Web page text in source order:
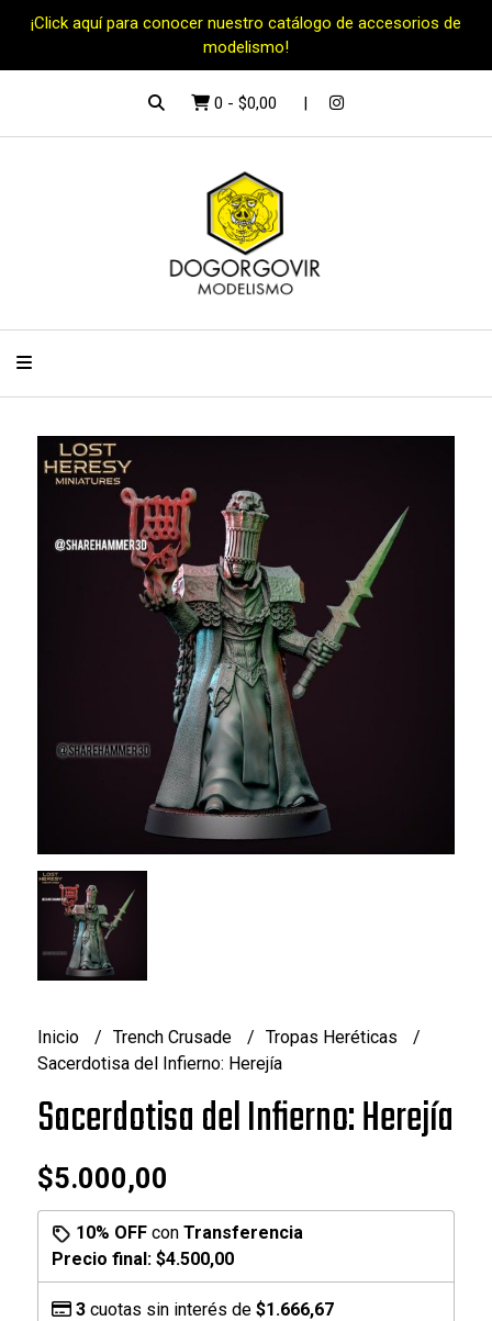
¡Click aquí para conocer nuestro catálogo de accesorios de
modelismo!
0 - $0,00
Inicio Trench Crusade
Tropas Heréticas
Sacerdotisa del Infierno: Herejía
Sacerdotisa del Infierno: Herejía
$5.000,00
10% OFFcon Transferencia
Precio final: $4.500,00
3cuotas sin interés de $1.666,67